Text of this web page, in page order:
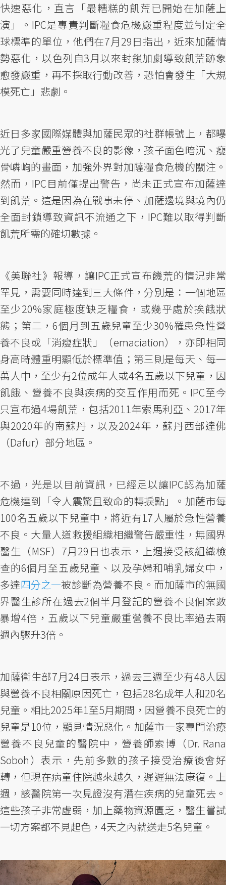
快速惡化，直言「最糟糕的飢荒已開始在加薩上
演」。IPC是專責判斷糧食危機嚴重程度並制定全
球標準的單位，他們在7月29日指出，近來加薩情
勢惡化，以色列自3月以來封鎖加劇導致飢荒跡象
愈發嚴重，再不採取行動改善，恐怕會發生「大規
模死亡」悲劇。
近日多家國際媒體與加薩民眾的社群帳號上，都曝
光了兒童嚴重營養不良的影像，孩子面色暗沉、瘦
骨嶙峋的畫面，加強外界對加薩糧食危機的關注。
然而，IPC目前僅提出警告，尚未正式宣布加薩達
到飢荒。這是因為在戰事未停、加薩邊境與境內仍
全面封鎖導致資訊不流通之下，IPC難以取得判斷
飢荒所需的確切數據。
《美聯社》報導，讓IPC正式宣布饑荒的情況非常
罕見，需要同時達到三大條件，分別是：一個地區
至少20%家庭極度缺乏糧食，或幾乎處於挨餓狀
態；第二，6個月到五歲兒童至少30%罹患急性營
養不良或「消瘦症狀」（emaciation），亦即相同
身高時體重明顯低於標準值；第三則是每天、每一
萬人中，至少有2位成年人或4名五歲以下兒童，因
飢餓、營養不良與疾病的交互作用而死。IPC至今
只宣布過4場飢荒，包括2011年索馬利亞、2017年
與2020年的南蘇丹，以及2024年，蘇丹西部達佛
（Dafur）部分地區。
不過，光是以目前資訊，已經足以讓IPC認為加薩
危機達到「令人震驚且致命的轉捩點」。加薩市每
100名五歲以下兒童中，將近有17人屬於急性營養
不良。大量人道救援組織相繼警告嚴重性，無國界
醫生（MSF）7月29日也表示，上週接受該組織檢
查的6個月至五歲兒童、以及孕婦和哺乳婦女中，
多達四分之一被診斷為營養不良。而加薩市的無國
界醫生診所在過去2個半月登記的營養不良個案數
暴增4倍，五歲以下兒童嚴重營養不良比率過去兩
週內驟升3倍。
加薩衛生部7月24日表示，過去三週至少有48人因
與營養不良相關原因死亡，包括28名成年人和20名
兒童。相比2025年1至5月期間，因營養不良死亡的
兒童是10位，顯見情況惡化。加薩市一家專門治療
營養不良兒童的醫院中，營養師索博（Dr. Rana
Soboh）表示，先前多數的孩子接受治療後會好
轉，但現在病童住院越來越久，遲遲無法康復。上
週，該醫院第一次見證沒有潛在疾病的兒童死去。
這些孩子非常虛弱，加上藥物資源匱乏，醫生嘗試
一切方案都不見起色，4天之內就送走5名兒童。